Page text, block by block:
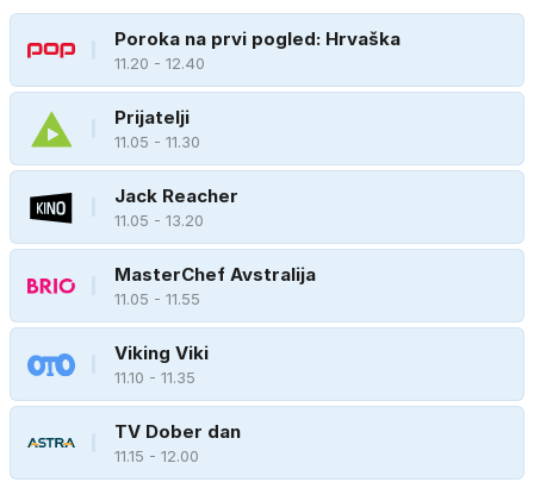
Poroka na prvi pogled: Hrvaška
11.20 - 12.40
Prijatelji
11.05 - 11.30
Jack Reacher
11.05 - 13.20
MasterChef Avstralija
11.05 - 11.55
Viking Viki
11.10 - 11.35
TV Dober dan
11.15 - 12.00